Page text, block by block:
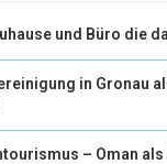
und Büro die
in Gronau
– Oman